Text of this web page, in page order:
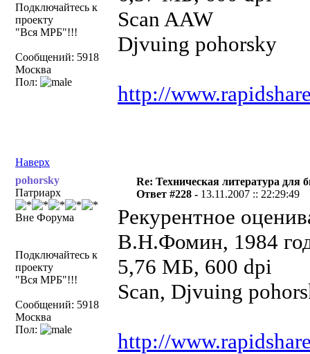
Подключайтесь к
проекту
"Вся МРБ"!!!
Сообщений: 5918
Москва
Пол:
Scan AAW
Djvuing pohorsky
http://
Наверх
pohorsky
Патриарх
Вне Форума
Подключайтесь к
проекту
"Вся МРБ"!!!
Сообщений: 5918
Москва
Пол:
Re: Техническая литература для
Ответ #228 - 13.11.2007 :: 22:29:49
Рекурентное
В.Н.Фомин, 1984
5,76 МБ, 600 dpi
Scan, Djvuing
http://